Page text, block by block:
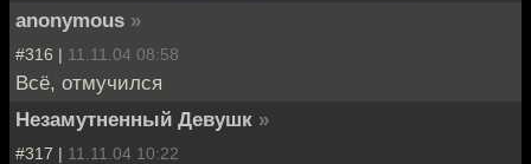
anonymous »
#316 | 11.11.04 08:58
Всё, отмучился
Незамутненный Девушк »
#317 | 11.11.04 10:22